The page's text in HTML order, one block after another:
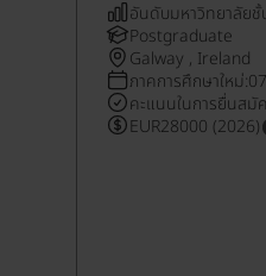
อันดับมหาวิทยาลัยชั้
Postgraduate
Galway , Ireland
ภาคการศึกษาใหม่
คะแนนในการยื่นสมั
EUR28000 (2026)